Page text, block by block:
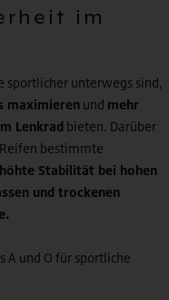
im
sportlicher unterwegs sind,
maximieren und mehr
Lenkrad bieten. Darüber
bestimmte
Stabilität bei hohen
und trockenen
A und O für sportliche